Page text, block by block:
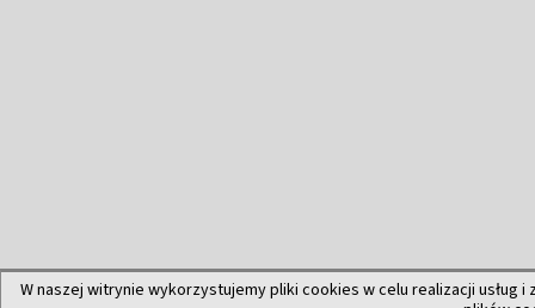
W naszej witrynie wykorzystujemy pliki cookies w celu realizacji usług i